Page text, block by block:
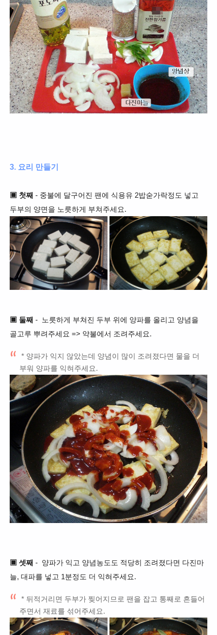
3. 요리 만들기
▣ 첫째 - 중불에 달구어진 팬에 식용유 2밥숟가락정도 넣고
두부의 양면을 노릇하게 부쳐주세요.
▣ 둘째 - 노릇하게 부쳐진 두부 위에 양파를 올리고 양념을
골고루 뿌려주세요 => 약불에서 조려주세요.
* 양파가 익지 않았는데 양념이 많이 조려졌다면 물을 더
부워 양파를 익혀주세요.
▣ 셋째 - 양파가 익고 양념농도도 적당히 조려졌다면 다진마
늘, 대파를 넣고 1분정도 더 익혀주세요.
* 뒤적거리면 두부가 찢어지므로 팬을 잡고 통째로 흔들어
주면서 재료를 섞어주세요.